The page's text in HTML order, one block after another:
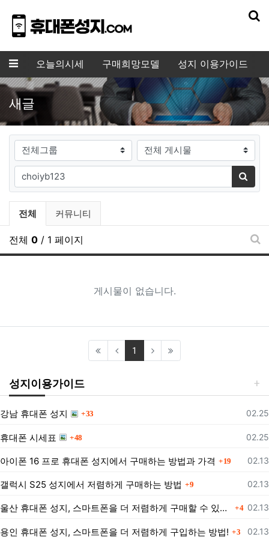
메뉴 오늘의시세 구매희망모델 성지 이용가이드
새글
게시판그룹 검색대상
검색어 필수
검색
전체게시물 그룹 목록
전체 커뮤니티
전체 0 / 1 페이지
새
게시물이 없습니다.
1 (current)
성지이용가이드
등록
02.25
강남 휴대폰 성지 33
등록
02.25
휴대폰 시세표 48
등록
02.13
아이폰 16 프로 휴대폰 성지에서 구매하는 방법과 가격 19
등록
02.13
갤럭시 S25 성지에서 저렴하게 구매하는 방법 9
등록
02.13
울산 휴대폰 성지, 스마트폰을 더 저렴하게 구매할 수 있는 방법은? 댓글
4
등록
02.13
용인 휴대폰 성지, 스마트폰을 더 저렴하게 구입하는 방법! 댓글
3